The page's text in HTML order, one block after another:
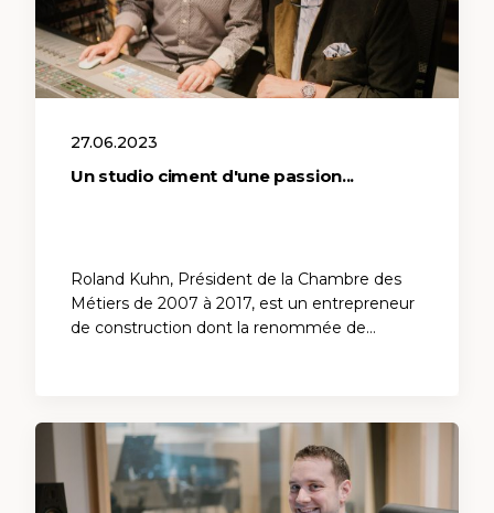
27.06.2023
Un studio ciment d'une passion...
Roland Kuhn, Président de la Chambre des
Métiers de 2007 à 2017, est un entrepreneur
de construction dont la renommée de…